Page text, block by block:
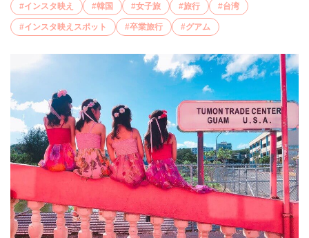
インスタ映え 韓国 女子旅 旅行 台湾
インスタ映えスポット 卒業旅行 グアム